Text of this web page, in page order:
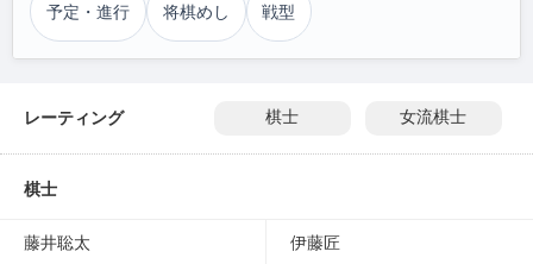
予定・進行 将棋めし 戦型
レーティング 棋士 女流棋士
棋士
藤井聡太 伊藤匠